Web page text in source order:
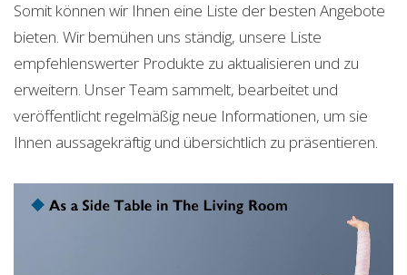
Somit können wir Ihnen eine Liste der besten Angebote
bieten. Wir bemühen uns ständig, unsere Liste
empfehlenswerter Produkte zu aktualisieren und zu
erweitern. Unser Team sammelt, bearbeitet und
veröffentlicht regelmäßig neue Informationen, um sie
Ihnen aussagekräftig und übersichtlich zu präsentieren.